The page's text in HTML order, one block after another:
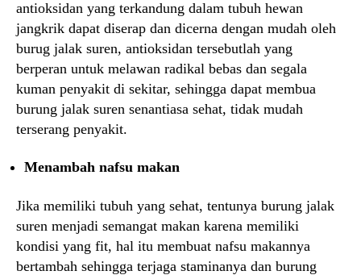
antioksidan yang terkandung dalam tubuh hewan
jangkrik dapat diserap dan dicerna dengan mudah oleh
burug jalak suren, antioksidan tersebutlah yang
berperan untuk melawan radikal bebas dan segala
kuman penyakit di sekitar, sehingga dapat membua
burung jalak suren senantiasa sehat, tidak mudah
terserang penyakit.
Menambah nafsu makan
Jika memiliki tubuh yang sehat, tentunya burung jalak
suren menjadi semangat makan karena memiliki
kondisi yang fit, hal itu membuat nafsu makannya
bertambah sehingga terjaga staminanya dan burung